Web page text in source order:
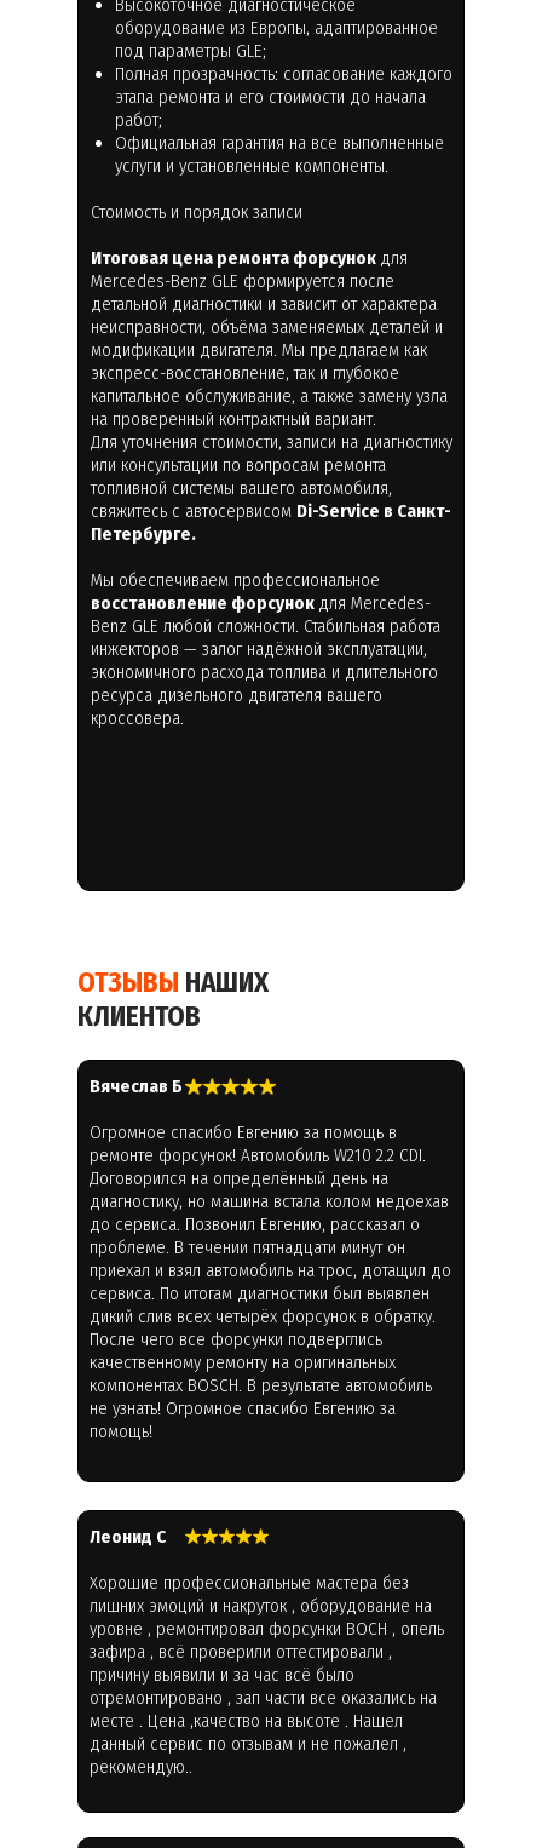
оборудование из Европы, адаптированное
под параметры GLE;
Полная прозрачность: согласование каждого
этапа ремонта и его стоимости до начала
работ;
Официальная гарантия на все выполненные
услуги и установленные компоненты.
Стоимость и порядок записи
Итоговая цена ремонта форсунок для
Mercedes-Benz GLE формируется после
детальной диагностики и зависит от характера
неисправности, объёма заменяемых деталей и
модификации двигателя. Мы предлагаем как
экспресс-восстановление, так и глубокое
капитальное обслуживание, а также замену узла
на проверенный контрактный вариант.
Для уточнения стоимости, записи на диагностику
или консультации по вопросам ремонта
топливной системы вашего автомобиля,
свяжитесь с автосервисом Di-Service в Санкт-
Петербурге.
Мы обеспечиваем профессиональное
восстановление форсунок для Mercedes-
Benz GLE любой сложности. Стабильная работа
инжекторов — залог надёжной эксплуатации,
экономичного расхода топлива и длительного
ресурса дизельного двигателя вашего
кроссовера.
Вячеслав Б
Огромное спасибо Евгению за помощь в
ремонте форсунок! Автомобиль W210 2.2 CDI.
Договорился на определённый день на
диагностику, но машина встала колом недоехав
до сервиса. Позвонил Евгению, рассказал о
проблеме. В течении пятнадцати минут он
приехал и взял автомобиль на трос, дотащил до
сервиса. По итогам диагностики был выявлен
дикий слив всех четырёх форсунок в обратку.
После чего все форсунки подверглись
качественному ремонту на оригинальных
компонентах BOSCH. В результате автомобиль
не узнать! Огромное спасибо Евгению за
помощь!
ОТЗЫВЫ НАШИХ
КЛИЕНТОВ
Леонид С
Хорошие профессиональные мастера без
лишних эмоций и накруток , оборудование на
уровне , ремонтировал форсунки BOCH , опель
зафира , всё проверили оттестировали ,
причину выявили и за час всё было
отремонтировано , зап части все оказались на
месте . Цена ,качество на высоте . Нашел
данный сервис по отзывам и не пожалел ,
рекомендую..